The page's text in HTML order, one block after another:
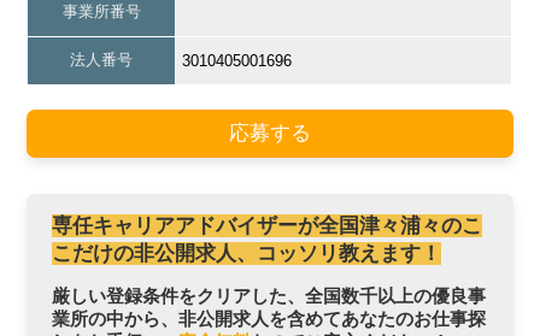
事業所番号
法人番号 3010405001696
応募する
専任キャリアアドバイザーが全国津々浦々のこ
こだけの非公開求人、コッソリ教えます！
厳しい登録条件をクリアした、全国数千以上の優良事
業所の中から、非公開求人を含めてあなたのお仕事探